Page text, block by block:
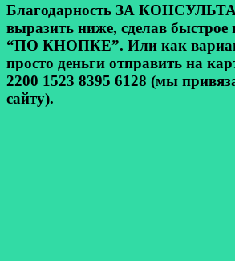
Благодарность ЗА
выразить ниже, сделав быстрое
“ПО КНОПКЕ”. Или как
просто деньги отправить на
2200 1523 8395 6128 (мы
сайту).